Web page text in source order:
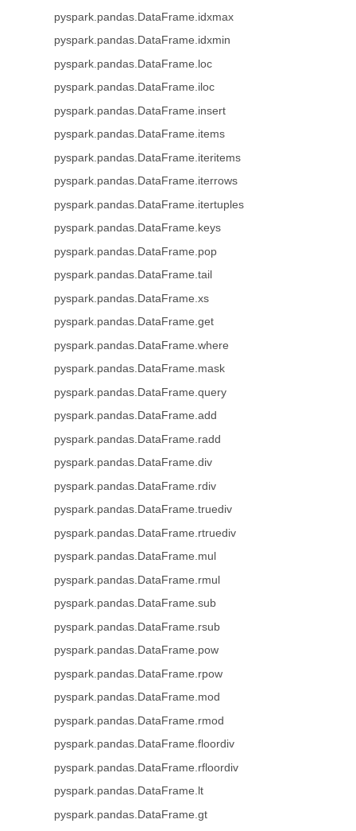
pyspark.pandas.DataFrame.idxmax
pyspark.pandas.DataFrame.idxmin
pyspark.pandas.DataFrame.loc
pyspark.pandas.DataFrame.iloc
pyspark.pandas.DataFrame.insert
pyspark.pandas.DataFrame.items
pyspark.pandas.DataFrame.iteritems
pyspark.pandas.DataFrame.iterrows
pyspark.pandas.DataFrame.itertuples
pyspark.pandas.DataFrame.keys
pyspark.pandas.DataFrame.pop
pyspark.pandas.DataFrame.tail
pyspark.pandas.DataFrame.xs
pyspark.pandas.DataFrame.get
pyspark.pandas.DataFrame.where
pyspark.pandas.DataFrame.mask
pyspark.pandas.DataFrame.query
pyspark.pandas.DataFrame.add
pyspark.pandas.DataFrame.radd
pyspark.pandas.DataFrame.div
pyspark.pandas.DataFrame.rdiv
pyspark.pandas.DataFrame.truediv
pyspark.pandas.DataFrame.rtruediv
pyspark.pandas.DataFrame.mul
pyspark.pandas.DataFrame.rmul
pyspark.pandas.DataFrame.sub
pyspark.pandas.DataFrame.rsub
pyspark.pandas.DataFrame.pow
pyspark.pandas.DataFrame.rpow
pyspark.pandas.DataFrame.mod
pyspark.pandas.DataFrame.rmod
pyspark.pandas.DataFrame.floordiv
pyspark.pandas.DataFrame.rfloordiv
pyspark.pandas.DataFrame.lt
pyspark.pandas.DataFrame.gt